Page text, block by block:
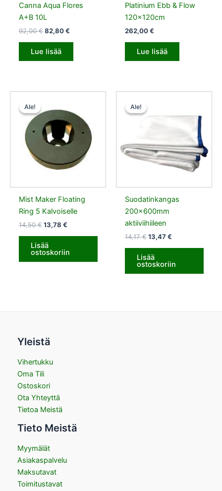
Canna Aqua Flores
A+B 10L
92,00€ 82,80€
Lue lisää
Platinium Ebb & Flow
120x120cm
262,00€
Lue lisää
Ale!
Ale!
Mist Maker Floating
Ring 5 Kalvoiselle
14,50€
oli:
14,50 €.
13,78 €
on:
13,78 €.
Lisää
ostoskoriin
Ale!
Ale!
Suodatinkangas
200x600mm
aktiiviihiileen
14,17€ 13,47€
13,47 €.
Lisää
ostoskoriin
Yleistä
Vihertukku
Oma Tili
Ostoskori
Ota Yhteyttä
Tietoa Meistä
Tieto Meistä
Myymälät
Asiakaspalvelu
Maksutavat
Toimitustavat